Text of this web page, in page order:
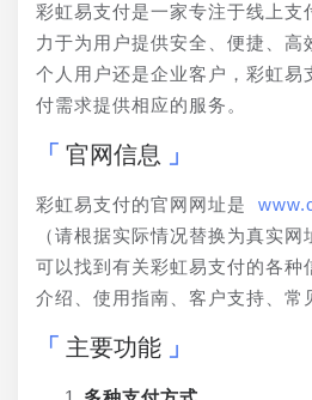
彩虹易支付是一家专注于线上支
力于为用户提供安全、便捷、高
个人用户还是企业客户，彩虹易
付需求提供相应的服务。
官网信息
彩虹易支付的官网网址是
（请根据实际情况替换为真实
可以找到有关彩虹易支付的各种
介绍、使用指南、客户支持、常
主要功能